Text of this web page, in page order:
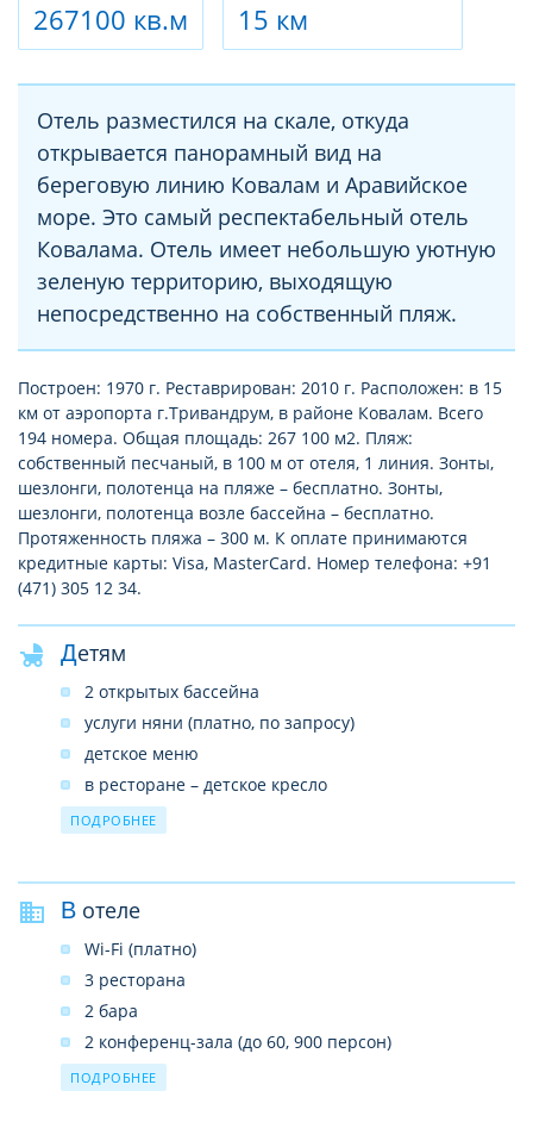
267100 кв.м 15 км
Отель разместился на скале, откуда
открывается панорамный вид на
береговую линию Ковалам и Аравийское
море. Это самый респектабельный отель
Ковалама. Отель имеет небольшую уютную
зеленую территорию, выходящую
непосредственно на собственный пляж.
Построен: 1970 г. Реставрирован: 2010 г. Расположен: в 15
км от аэропорта г.Тривандрум, в районе Ковалам. Всего
194 номера. Общая площадь: 267 100 м2. Пляж:
собственный песчаный, в 100 м от отеля, 1 линия. Зонты,
шезлонги, полотенца на пляже – бесплатно. Зонты,
шезлонги, полотенца возле бассейна – бесплатно.
Протяженность пляжа – 300 м. К оплате принимаются
кредитные карты: Visa, MasterCard. Номер телефона: +91
(471) 305 12 34.
Детям
2 открытых бассейна
услуги няни (платно, по запросу)
детское меню
в ресторане – детское кресло
детская площадка
детская кровать (по запросу)
ПОДРОБНЕЕ
В отеле
Wi-Fi (платно)
3 ресторана
2 бара
2 конференц-зала (до 60, 900 персон)
3 бассейна
ПОДРОБНЕЕ